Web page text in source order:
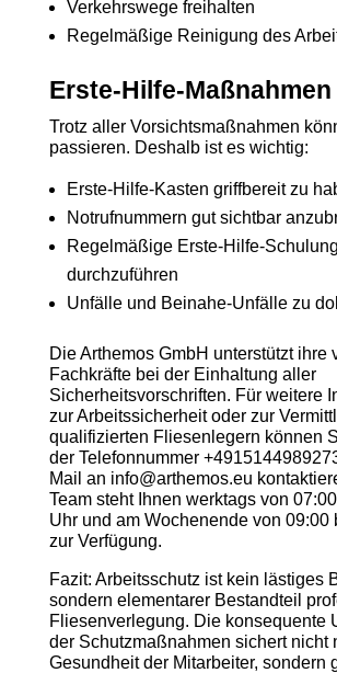
Verkehrswege freihalten
Regelmäßige Reinigung des
Erste-Hilfe-Maßnahmen
Trotz aller Vorsichtsmaßnahmen
passieren. Deshalb ist es wichtig:
Erste-Hilfe-Kasten griffbereit zu
Notrufnummern gut sichtbar
Regelmäßige Erste-Hilfe-
durchzuführen
Unfälle und Beinahe-Unfälle zu
Die Arthemos GmbH unterstützt ihre
Fachkräfte bei der Einhaltung aller
Sicherheitsvorschriften. Für weitere
zur Arbeitssicherheit oder zur
qualifizierten Fliesenlegern können
der Telefonnummer
Mail an info@arthemos.eu
Team steht Ihnen werktags von
Uhr und am Wochenende von 09:00
zur Verfügung.
Fazit: Arbeitsschutz ist kein lästiges
sondern elementarer Bestandteil
Fliesenverlegung. Die konsequente
der Schutzmaßnahmen sichert nicht
Gesundheit der Mitarbeiter, sondern